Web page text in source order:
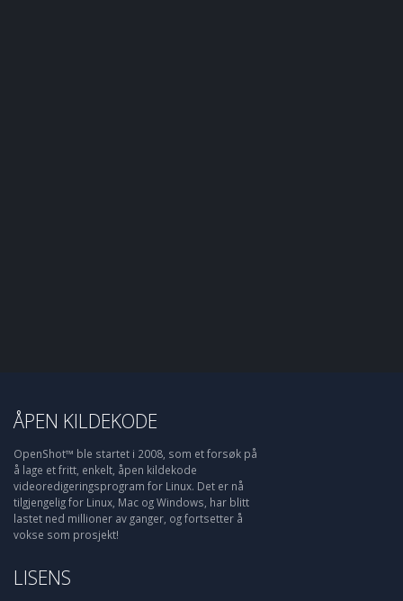
ÅPEN KILDEKODE
OpenShot™ ble startet i 2008, som et forsøk på
å lage et fritt, enkelt, åpen kildekode
videoredigeringsprogram for Linux. Det er nå
tilgjengelig for Linux, Mac og Windows, har blitt
lastet ned millioner av ganger, og fortsetter å
vokse som prosjekt!
LISENS